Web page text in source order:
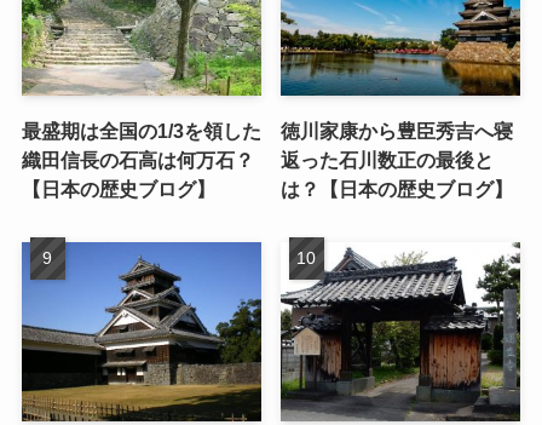
最盛期は全国の1/3を領した
織田信長の石高は何万石？
【日本の歴史ブログ】
徳川家康から豊臣秀吉へ寝
返った石川数正の最後と
は？【日本の歴史ブログ】